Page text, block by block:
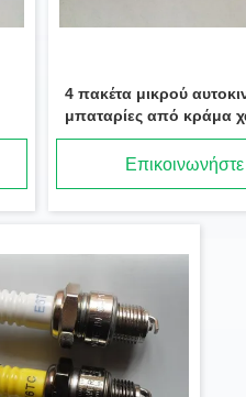
4 πακέτα μικρού
μπαταρίες από κράμα
4 υψηλής ποιότητας
5126 B8HS-10 θαλάσσια σπινθήρα μικρού μήκους για σκάφη 1,0 mm ίση με E8TC-10